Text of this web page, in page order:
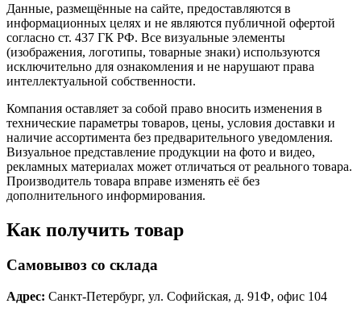
Данные, размещённые на сайте, предоставляются в
информационных целях и не являются публичной офертой
согласно ст. 437 ГК РФ. Все визуальные элементы
(изображения, логотипы, товарные знаки) используются
исключительно для ознакомления и не нарушают права
интеллектуальной собственности.
Компания оставляет за собой право вносить изменения в
технические параметры товаров, цены, условия доставки и
наличие ассортимента без предварительного уведомления.
Визуальное представление продукции на фото и видео,
рекламных материалах может отличаться от реального товара.
Производитель товара вправе изменять её без
дополнительного информирования.
Как получить товар
Самовывоз со склада
Адрес: Санкт-Петербург, ул. Софийская, д. 91Ф, офис 104